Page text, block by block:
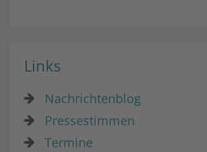
Links
Nachrichtenblog
Pressestimmen
Termine